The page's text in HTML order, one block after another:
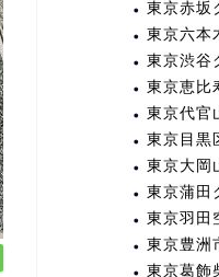
東京赤坂
東京六本
東京渋谷
東京恵比
東京代官
東京目黒
東京大岡
東京蒲田
東京羽田
東京豊洲
東京葛飾